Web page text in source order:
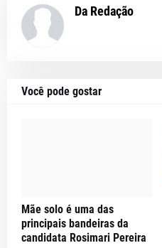
Da Redação
Você pode gostar
Mãe solo é uma das
principais bandeiras da
candidata Rosimari Pereira